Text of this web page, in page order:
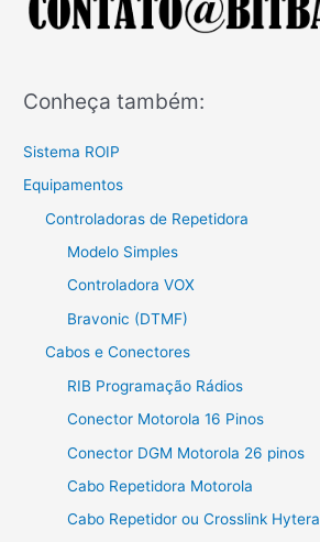
Conheça também:
Sistema ROIP
Equipamentos
Controladoras de Repetidora
Modelo Simples
Controladora VOX
Bravonic (DTMF)
Cabos e Conectores
RIB Programação Rádios
Conector Motorola 16 Pinos
Conector DGM Motorola 26 pinos
Cabo Repetidora Motorola
Cabo Repetidor ou Crosslink Hytera